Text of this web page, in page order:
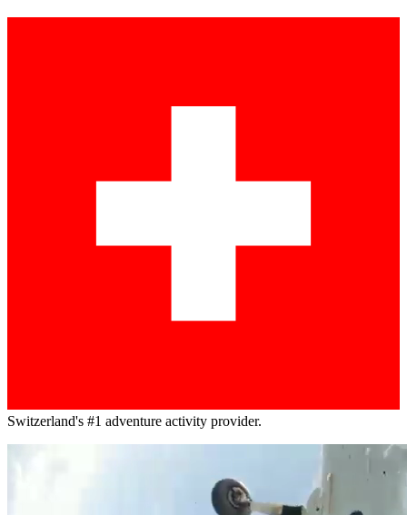
Switzerland's #1 adventure activity provider.